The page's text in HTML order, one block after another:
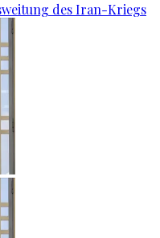
des Iran-Kriegs